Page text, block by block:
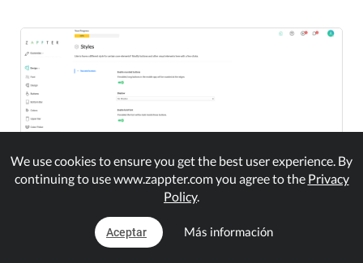
We use cookies to ensure you get the best user experience. By
continuing to use www.zappter.com you agree to the Privacy
Policy.
Aceptar Más información